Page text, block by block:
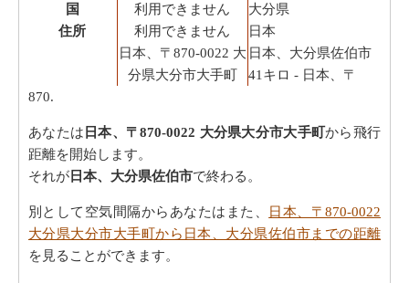
国
住所
利用できません
利用できません
日本、〒870-0022 大
分県大分市大手町
大分県
日本
日本、大分県佐伯市
41キロ- 日本、〒
870.
あなたは 日本、〒870-0022 大分県大分市大手町から飛行
距離を開始します。
それが 日本、大分県佐伯市で終わる。
別として空気間隔からあなたはまた、
日本、〒870-0022
大分県大分市大手町から日本、大分県佐伯市までの距離
を見ることができます。